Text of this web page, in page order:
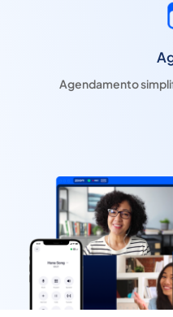
Agendamento